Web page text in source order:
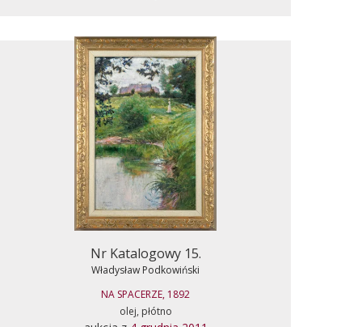
Nr Katalogowy 15.
Władysław Podkowiński
NA SPACERZE, 1892
olej, płótno